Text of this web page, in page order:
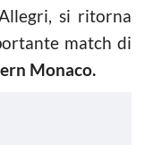
si ritorna
match di
Monaco.